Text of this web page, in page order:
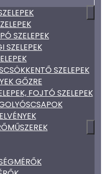
SZELEPEK
SZELEPEK
SZELEPEK
GŐZRE
FOJTÓ SZELEPEK